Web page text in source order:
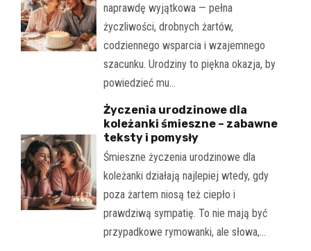
naprawdę wyjątkowa — pełna
życzliwości, drobnych żartów,
codziennego wsparcia i wzajemnego
szacunku. Urodziny to piękna okazja, by
powiedzieć mu…
Życzenia urodzinowe dla
koleżanki śmieszne – zabawne
teksty i pomysły
Śmieszne życzenia urodzinowe dla
koleżanki działają najlepiej wtedy, gdy
poza żartem niosą też ciepło i
prawdziwą sympatię. To nie mają być
przypadkowe rymowanki, ale słowa,…